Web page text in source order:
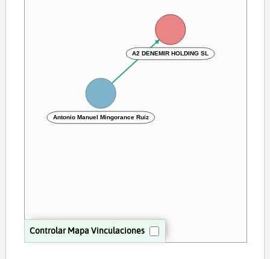
Controlar Mapa Vinculaciones
A2 DENEMIR HOLDING SL
Antonio Manuel Mingorance Ruiz